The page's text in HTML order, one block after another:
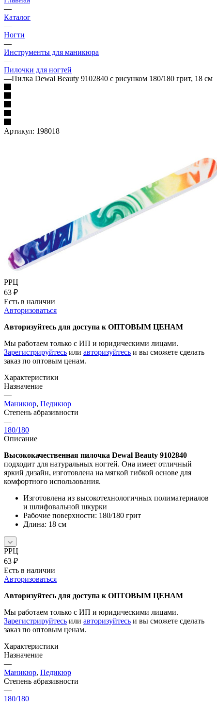
—
Каталог
—
Ногти
—
Инструменты для маникюра
—
Пилочки для ногтей
—Пилка Dewal Beauty 9102840 с рисунком 180/180 грит, 18 см
Артикул: 198018
РРЦ
63 ₽
Есть в наличии
Авторизоваться
Авторизуйтесь для доступа к ОПТОВЫМ ЦЕНАМ
Мы работаем только с ИП и юридическими лицами.
Зарегистрируйтесь или авторизуйтесь и вы сможете сделать
заказ по оптовым ценам.
Характеристики
Назначение
—
Маникюр, Педикюр
Степень абразивности
—
180/180
Описание
Высококачественная пилочка Dewal Beauty 9102840
подходит для натуральных ногтей. Она имеет отличный
яркий дизайн, изготовлена на мягкой гибкой основе для
комфортного использования.
Изготовлена из высокотехнологичных полиматериалов
и шлифовальной шкурки
Рабочие поверхности: 180/180 грит
Длина: 18 см
РРЦ
63 ₽
Есть в наличии
Авторизоваться
Авторизуйтесь для доступа к ОПТОВЫМ ЦЕНАМ
Мы работаем только с ИП и юридическими лицами.
Зарегистрируйтесь или авторизуйтесь и вы сможете сделать
заказ по оптовым ценам.
Характеристики
Назначение
—
Маникюр, Педикюр
Степень абразивности
—
180/180